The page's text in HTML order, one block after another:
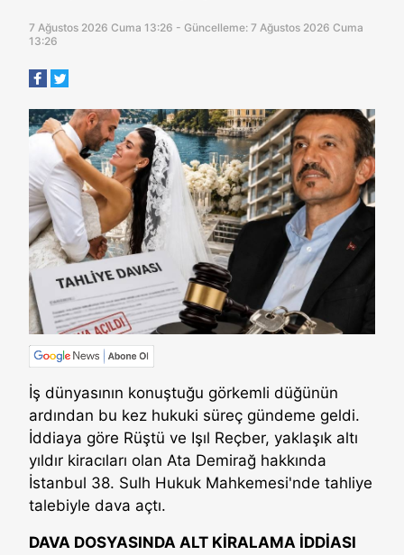
7 Ağustos 2026 Cuma 13:26 - Güncelleme: 7 Ağustos 2026 Cuma
13:26
İş dünyasının konuştuğu görkemli düğünün
ardından bu kez hukuki süreç gündeme geldi.
İddiaya göre Rüştü ve Işıl Reçber, yaklaşık altı
yıldır kiracıları olan Ata Demirağ hakkında
İstanbul 38. Sulh Hukuk Mahkemesi'nde tahliye
talebiyle dava açtı.
DAVA DOSYASINDA ALT KİRALAMA İDDİASI